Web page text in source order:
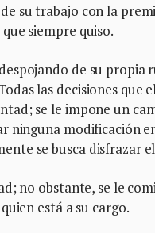
su trabajo con la
siempre quiso.
de su propia
las decisiones
se le impone un
ninguna modificación
se busca disfrazar
no obstante, se le
está a su cargo.